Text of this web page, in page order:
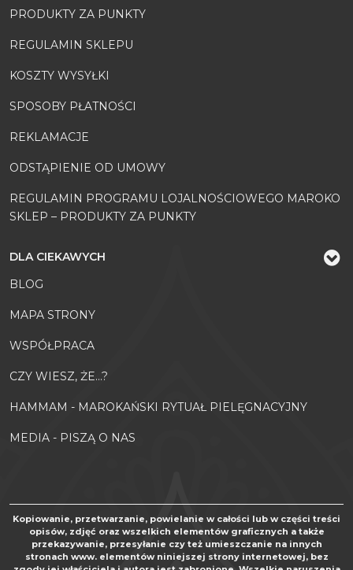
PRODUKTY ZA PUNKTY
REGULAMIN SKLEPU
KOSZTY WYSYŁKI
SPOSOBY PŁATNOŚCI
REKLAMACJE
ODSTĄPIENIE OD UMOWY
REGULAMIN PROGRAMU LOJALNOŚCIOWEGO MAROKO
SKLEP – PRODUKTY ZA PUNKTY
DLA CIEKAWYCH
BLOG
MAPA STRONY
WSPÓŁPRACA
CZY WIESZ, ŻE...?
HAMMAM - MAROKAŃSKI RYTUAŁ PIELĘGNACYJNY
MEDIA - PISZĄ O NAS
Kopiowanie, przetwarzanie, powielanie w całości lub w części treści
opisów, zdjęć oraz wszelkich elementów graficznych a także
przekazywanie, przesyłanie czy też umieszczanie na innych
stronach www. elementów niniejszej strony internetowej, bez